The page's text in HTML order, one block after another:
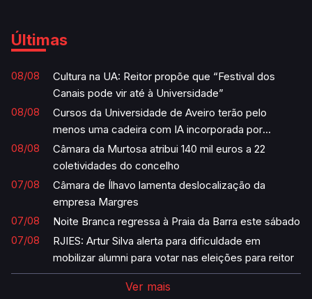
Últimas
08/08
Cultura na UA: Reitor propõe que “Festival dos
Canais pode vir até à Universidade”
08/08
Cursos da Universidade de Aveiro terão pelo
menos uma cadeira com IA incorporada por
semestre
08/08
Câmara da Murtosa atribui 140 mil euros a 22
coletividades do concelho
07/08
Câmara de Ílhavo lamenta deslocalização da
empresa Margres
07/08
Noite Branca regressa à Praia da Barra este sábado
07/08
RJIES: Artur Silva alerta para dificuldade em
mobilizar alumni para votar nas eleições para reitor
Ver mais